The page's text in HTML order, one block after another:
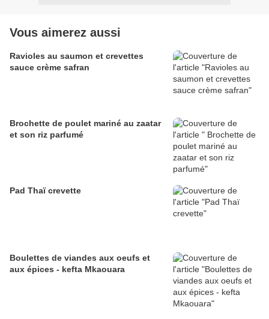
Vous aimerez aussi
Ravioles au saumon et crevettes
sauce crème safran
Brochette de poulet mariné au zaatar
et son riz parfumé
Pad Thaï crevette
Boulettes de viandes aux oeufs et
aux épices - kefta Mkaouara